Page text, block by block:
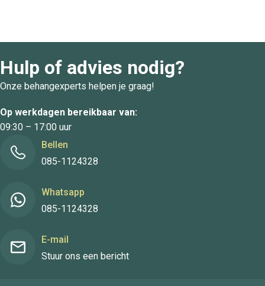
Hulp of advies nodig?
Onze behangexperts helpen je graag!
Op werkdagen bereikbaar van:
09:30 – 17:00 uur
Bellen
085-1124328
Whatsapp
085-1124328
E-mail
Stuur ons een bericht